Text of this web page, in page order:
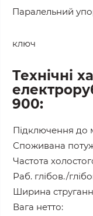
Паралельний
ключ
Технічні
електро
900:
Підключення до
Споживана
Частота
Раб. глібов./
Ширина
Вага нетто: